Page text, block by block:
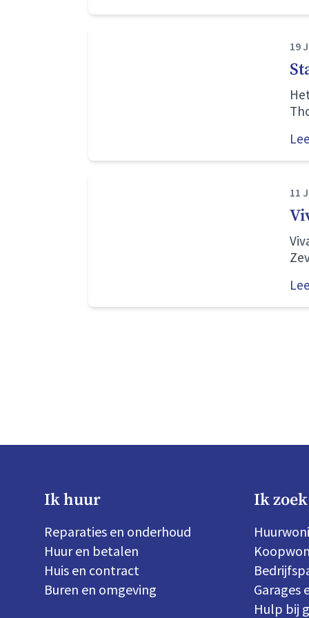
19
11
Ik huur
Reparaties en onderhoud
Huur en betalen
Huis en contract
Buren en omgeving
Ik zoek
Garages
Hulp bij